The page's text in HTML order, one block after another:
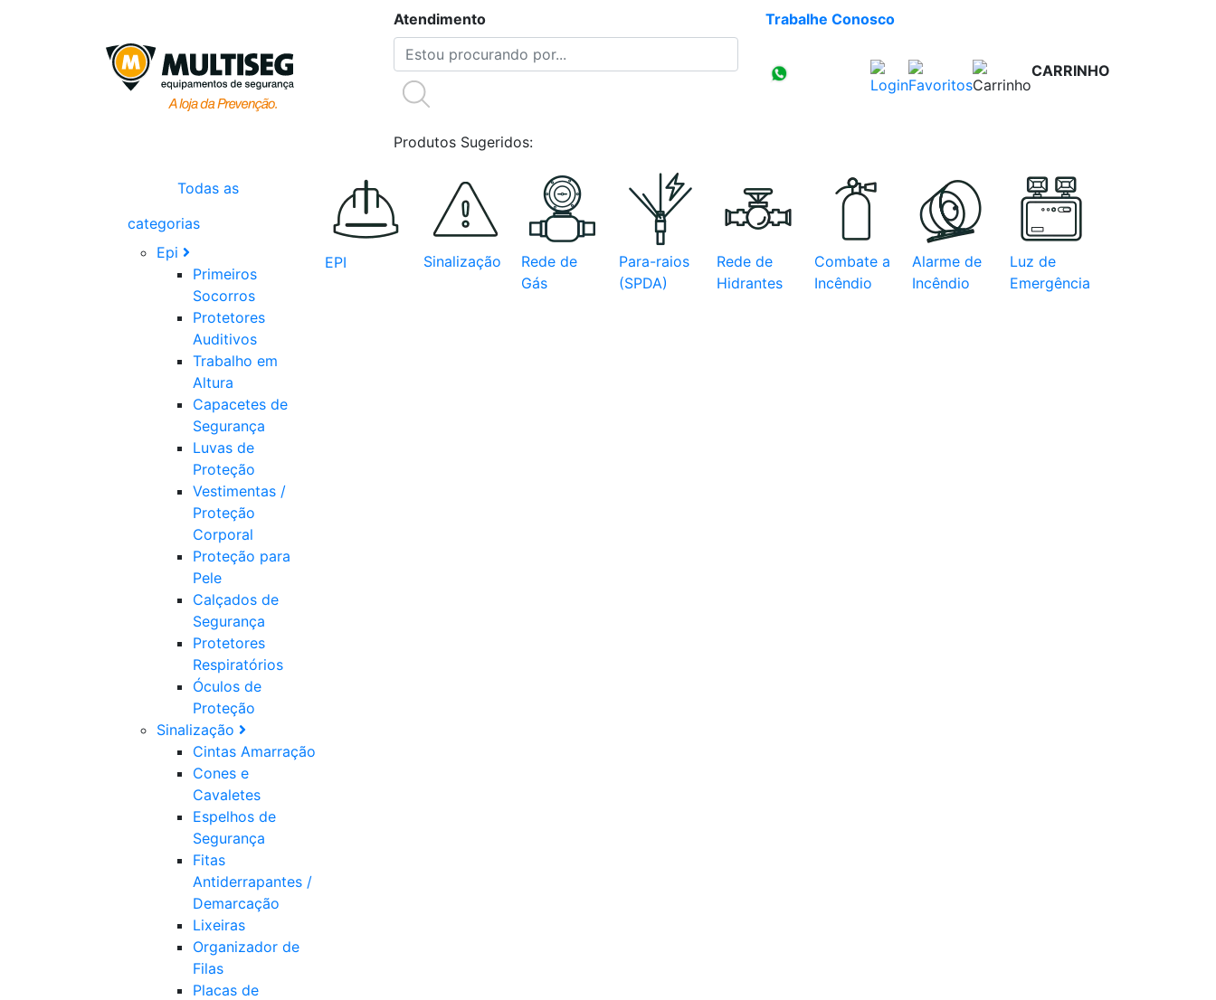
Atendimento Trabalhe Conosco
Produtos Sugeridos:
CARRINHO
Todas as
categorias
Epi
Primeiros
Socorros
Protetores
Auditivos
Trabalho em
Altura
Capacetes de
Segurança
Luvas de
Proteção
Vestimentas /
Proteção
Corporal
Proteção para
Pele
Calçados de
Segurança
Protetores
Respiratórios
Óculos de
Proteção
Sinalização
Cintas Amarração
Cones e
Cavaletes
Espelhos de
Segurança
Fitas
Antiderrapantes /
Demarcação
Lixeiras
Organizador de
Filas
Placas de
EPI Sinalização
Rede de
Gás
Para-raios
(SPDA)
Rede de
Hidrantes
Combate a
Incêndio
Alarme de
Incêndio
Luz de
Emergência